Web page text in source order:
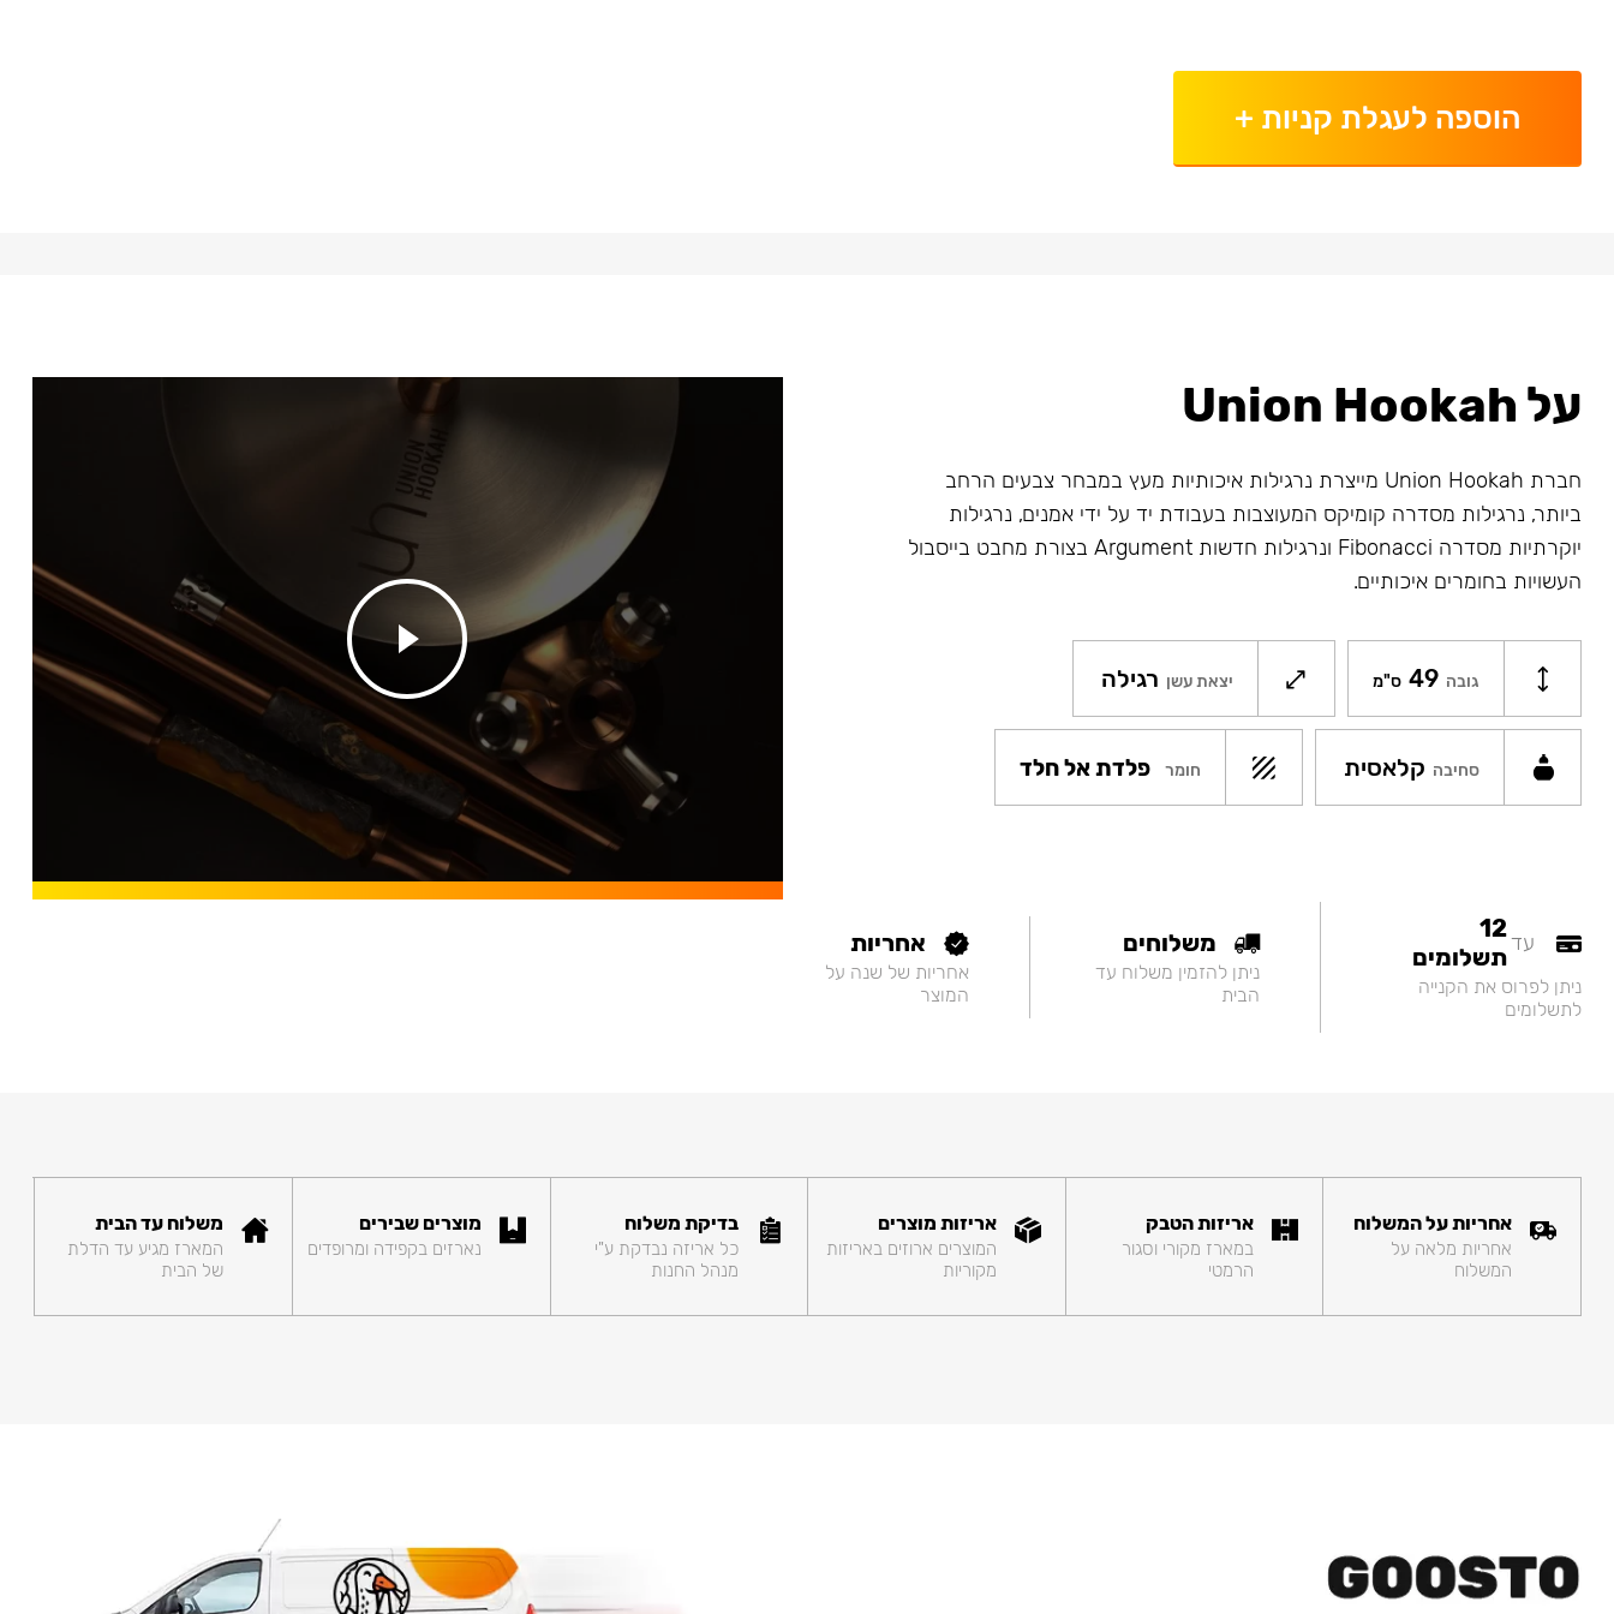
הוספה לעגלת קניות +
על Union Hookah
חברת Union Hookah מייצרת נרגילות איכותיות מעץ במבחר צבעים הרחב
ביותר, נרגילות מסדרה קומיקס המעוצבות בעבודת יד על ידי אמנים, נרגילות
יוקרתיות מסדרה Fibonacci ונרגילות חדשות Argument בצורת מחבט בייסבול
העשויות בחומרים איכותיים.
גובה 49 ס"מ יצאת עשן רגילה
סחיבה קלאסית חומר פלדת אל חלד
עד12
תשלומים
ניתן לפרוס את הקנייה
לתשלומים
משלוחים
ניתן להזמין משלוח עד
הבית
אחריות
אחריות של שנה על
המוצר
אחריות על המשלוח
אחריות מלאה על
המשלוח
אריזות הטבק
במארז מקורי וסגור
הרמטי
אריזות מוצרים
המוצרים ארוזים באריזות
מקוריות
בדיקת משלוח
כל אריזה נבדקת ע"י
מנהל החנות
מוצרים שבירים
נארזים בקפידה ומרופדים
משלוח עד הבית
המארז מגיע עד הדלת
של הבית